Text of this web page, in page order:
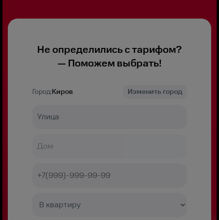
Не определились с тарифом?
— Поможем выбрать!
Город:Киров Изменить город